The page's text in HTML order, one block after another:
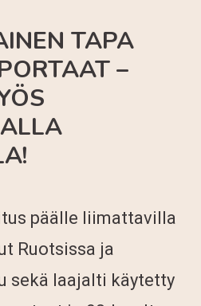
TAPA
–
päälle liimattavilla
Ruotsissa ja
sekä laajalti käytetty